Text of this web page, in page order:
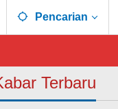
Pencarian
Terbaru